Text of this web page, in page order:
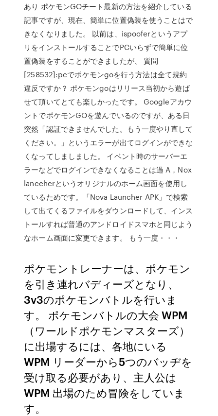
あり ポケモンGOチート最新の方法を紹介している
記事ですが、現在、簡単に位置偽装を使うことはで
きなくなりました。 以前は、ispooferというアプ
リをインストールすることでPCいらずで簡単に位
置偽装をすることができましたが、 質問
[258532]:pcでポケモンgoを行う方法は全て規約
違反ですか？ ポケモンgoはリリース当初から遊ば
せて頂いてとても楽しかったです。 Googleアカウ
ントでポケモンGOを遊んでいるのですが、ある日
突然「認証できませんでした。もう一度やり直して
ください。」というエラーが出てログインができな
くなってしましました。 イベント時のサーバーエ
ラーなどでログインできなくなることは過 A，Nox
lanceherというオリジナルのホーム画面を使用し
ているためです。「Nova Launcher APK」で検索
して出てくるファイルをダウンロードして、インス
トールすれば普通のアンドロイドスマホと同じよう
なホーム画面に変更できます。 もう一度・・・
ポケモントレーナーは、ポケモン
を引き連れバディーズとなり、
3v3のポケモンバトルを行いま
す。 ポケモンバトルの大会 WPM
（ワールドポケモンマスターズ）
に出場するには、各地にいる
WPM リーダーから5つのバッヂを
受け取る必要があり、主人公は
WPM 出場のため冒険をしていま
す。